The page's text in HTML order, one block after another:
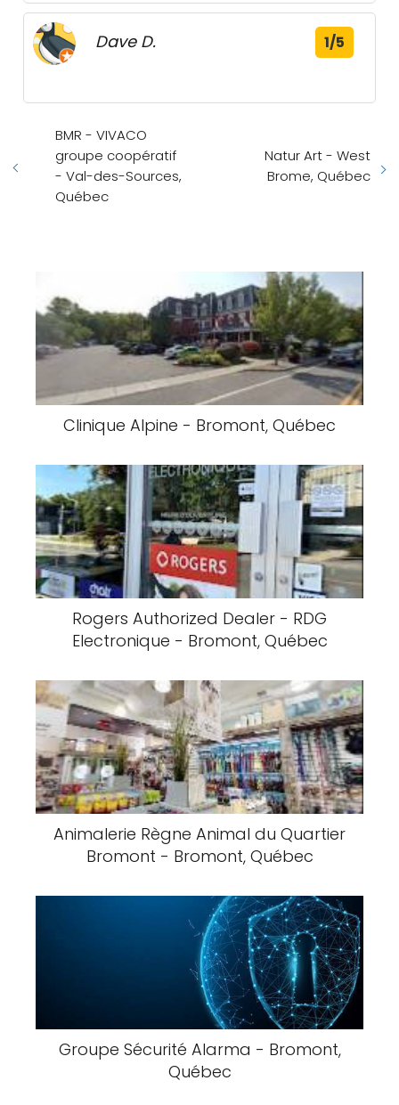
Dave D. 1/5
BMR - VIVACO
groupe coopératif
- Val-des-Sources,
Québec
Natur Art - West
Brome, Québec
Clinique Alpine - Bromont, Québec
Rogers Authorized Dealer - RDG
Electronique - Bromont, Québec
Animalerie Règne Animal du Quartier
Bromont - Bromont, Québec
Groupe Sécurité Alarma - Bromont,
Québec